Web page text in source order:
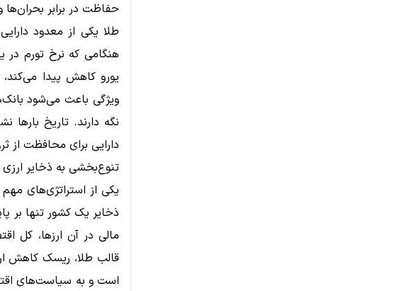
حفاظت در برابر بحران‌ها
طلا یکی از معدود
هنگامی که نرخ تورم در
یورو کاهش پیدا
ویژگی باعث می‌شود
نگه دارند. تاریخ
دارایی برای محافظت از
تنوع‌بخشی به ذخایر ارزی
یکی از استراتژی‌های
ذخایر یک کشور تنها بر
مالی در آن ارزها، کل
قالب طلا، ریسک کاهش
است و به سیاست‌های